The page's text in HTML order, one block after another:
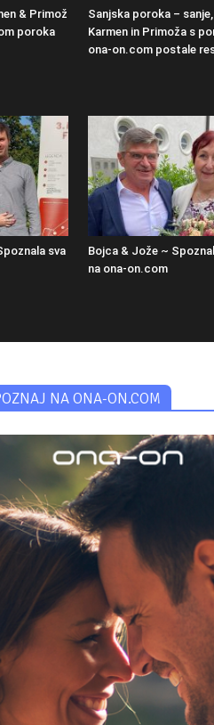
& Primož
poroka
Sanjska poroka –
Karmen in Primoža s
ona-on.com postale
sva
Bojca & Jože ~
na ona-on.com
NA ONA-ON.COM